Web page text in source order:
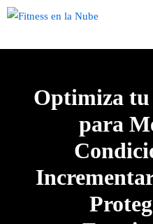
Saltar
Optimiza
para